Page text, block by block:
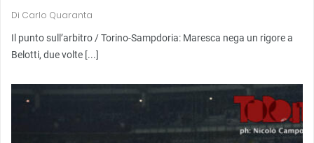
Di Carlo Quaranta
Il punto sull’arbitro / Torino-Sampdoria: Maresca nega un rigore a
Belotti, due volte [...]